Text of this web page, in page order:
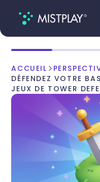
ACCUEIL
DÉFENDEZ VOTRE
JEUX DE TOWER